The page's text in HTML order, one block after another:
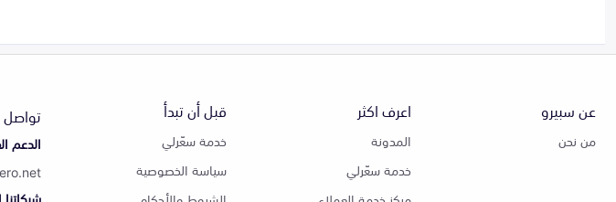
عن سبيرو
من نحن
اعرف اكثر
المدونة
خدمة سعّرلي
قبل أن تبدأ
خدمة سعّرلي
سياسة الخصوصية
الدعم